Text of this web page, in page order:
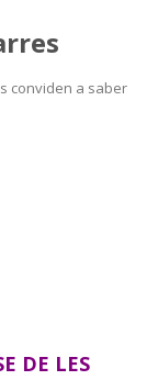
conviden a saber
DE LES